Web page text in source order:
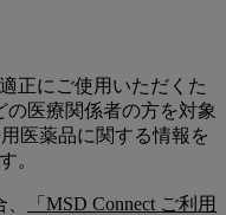
正にご使用いただくた
医療関係者の方を対象
医薬品に関する情報を
。
「MSD Connect ご利用